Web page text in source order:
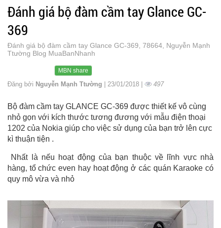
Đánh giá bộ đàm cầm tay Glance GC-
369
Đánh giá bộ đàm cầm tay Glance GC-369, 78664, Nguyễn Mạnh
Ttường Blog MuaBanNhanh
MBN share
Đăng bởi Nguyễn Mạnh Ttường | 23/01/2018 | 497
Bộ đàm cầm tay GLANCE GC-369 được thiết kế vô cùng
nhỏ gọn với kích thước tương đương với mẫu điện thoại
1202 của Nokia giúp cho việc sử dụng của bạn trở lên cực
kì thuận tiện .
Nhất là nếu hoạt động của bạn thuộc về lĩnh vực nhà
hàng, tổ chức even hay hoạt động ở các quán Karaoke có
quy mô vừa và nhỏ